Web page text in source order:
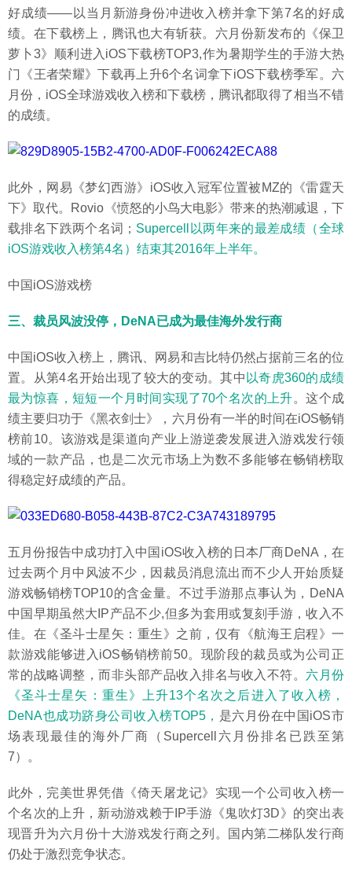
好成绩——以当月新游身份冲进收入榜并拿下第7名的好成
绩。在下载榜上，腾讯也大有斩获。六月份新发布的《保卫
萝卜3》顺利进入iOS下载榜TOP3,作为暑期学生的手游大热
门《王者荣耀》下载再上升6个名词拿下iOS下载榜季军。六
月份，iOS全球游戏收入榜和下载榜，腾讯都取得了相当不错
的成绩。
此外，网易《梦幻西游》iOS收入冠军位置被MZ的《雷霆天
下》取代。Rovio《愤怒的小鸟大电影》带来的热潮减退，下
载排名下跌两个名词； Supercell以两年来的最差成绩（全球
iOS游戏收入榜第4名）结束其2016年上半年。
中国iOS游戏榜
三、裁员风波没停，DeNA已成为最佳海外发行商
中国iOS收入榜上，腾讯、网易和吉比特仍然占据前三名的位
置。从第4名开始出现了较大的变动。其中 以奇虎360的成绩
最为惊喜，短短一个月时间实现了70个名次的上升。这个成
绩主要归功于《黑衣剑士》，六月份有一半的时间在iOS畅销
榜前10。该游戏是渠道向产业上游逆袭发展进入游戏发行领
域的一款产品，也是二次元市场上为数不多能够在畅销榜取
得稳定好成绩的产品。
五月份报告中成功打入中国iOS收入榜的日本厂商DeNA，在
过去两个月中风波不少，因裁员消息流出而不少人开始质疑
游戏畅销榜TOP10的含金量。不过手游那点事认为，DeNA
中国早期虽然大IP产品不少,但多为套用或复刻手游，收入不
佳。在《圣斗士星矢：重生》之前，仅有《航海王启程》一
款游戏能够进入iOS畅销榜前50。现阶段的裁员或为公司正
常的战略调整，而非头部产品收入排名与收入不符。 六月份
《圣斗士星矢：重生》上升13个名次之后进入了收入榜，
DeNA也成功跻身公司收入榜TOP5， 是六月份在中国iOS市
场表现最佳的海外厂商（Supercell六月份排名已跌至第
7）。
此外，完美世界凭借《倚天屠龙记》实现一个公司收入榜一
个名次的上升，新动游戏赖于IP手游《鬼吹灯3D》的突出表
现晋升为六月份十大游戏发行商之列。国内第二梯队发行商
仍处于激烈竞争状态。